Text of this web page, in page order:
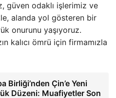
güven odaklı işlerimiz ve
alanda yol gösteren bir
onurunu yaşıyoruz.
kalıcı ömrü için firmamızla
Birliği’nden Çin’e Yeni
Düzeni: Muafiyetler Son